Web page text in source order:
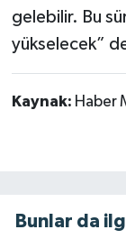
gelebilir. Bu
yükselecek”
Kaynak: Haber
Bunlar da